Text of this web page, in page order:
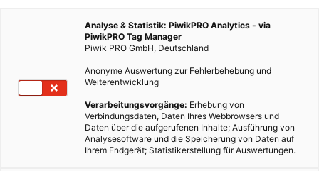
Analyse & Statistik: PiwikPRO Analytics - via
PiwikPRO Tag Manager
Piwik PRO GmbH, Deutschland
Anonyme Auswertung zur Fehlerbehebung und
Weiterentwicklung
Verarbeitungsvorgänge: Erhebung von
Verbindungsdaten, Daten Ihres Webbrowsers und
Daten über die aufgerufenen Inhalte; Ausführung von
Analysesoftware und die Speicherung von Daten auf
Ihrem Endgerät; Statistikerstellung für Auswertungen.